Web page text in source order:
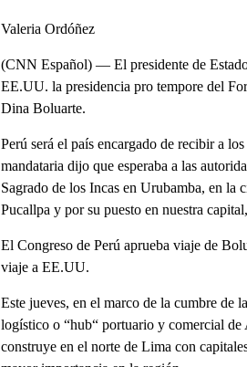
Valeria Ordóñez
(CNN Español) — El presidente de
EE.UU. la presidencia pro tempore del
Dina Boluarte.
Perú será el país encargado de recibir a
mandataria dijo que esperaba a las
Sagrado de los Incas en Urubamba, en
Pucallpa y por su puesto en nuestra
El Congreso de Perú aprueba viaje de
viaje a EE.UU.
Este jueves, en el marco de la cumbre de
logístico o “hub“ portuario y comercial
construye en el norte de Lima con